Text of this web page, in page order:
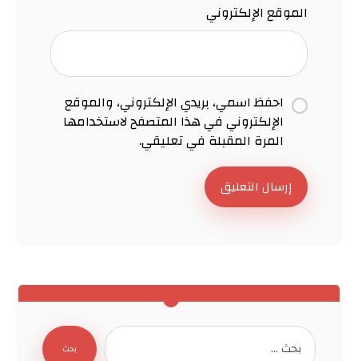
الموقع الإلكتروني
احفظ اسمي، بريدي الإلكتروني، والموقع
الإلكتروني في هذا المتصفح لاستخدامها
المرة المقبلة في تعليقي.
إرسال التعليق
بحث